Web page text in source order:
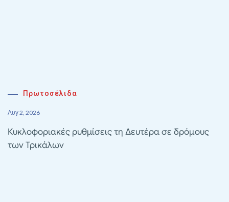
Πρωτοσέλιδα
Αυγ 2, 2026
Κυκλοφοριακές ρυθμίσεις τη Δευτέρα σε δρόμους
των Τρικάλων